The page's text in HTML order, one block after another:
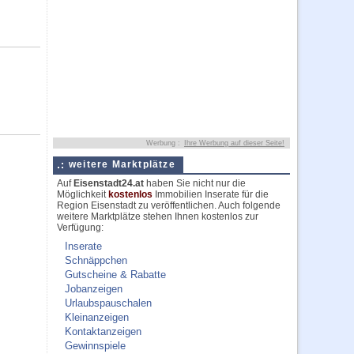
Werbung : Ihre Werbung auf dieser Seite!
weitere Marktplätze
Auf Eisenstadt24.at haben Sie nicht nur die
Möglichkeit kostenlos Immobilien Inserate für die
Region Eisenstadt zu veröffentlichen. Auch folgende
weitere Marktplätze stehen Ihnen kostenlos zur
Verfügung:
Inserate
Schnäppchen
Gutscheine & Rabatte
Jobanzeigen
Urlaubspauschalen
Kleinanzeigen
Kontaktanzeigen
Gewinnspiele